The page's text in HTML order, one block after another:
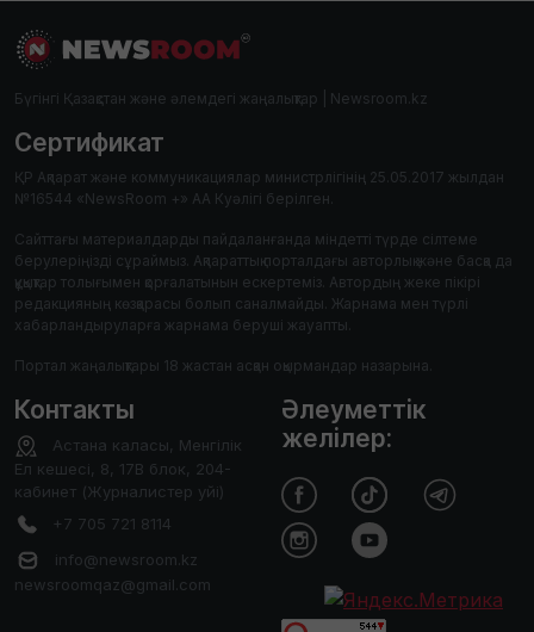
Бүгінгі Қазақстан және әлемдегі жаңалықтар | Newsroom.kz
Сертификат
ҚР Ақпарат және коммуникациялар министрлігінің 25.05.2017 жылдан
№16544 «NewsRoom +» АА Куәлігі берілген.
Сайттағы материалдарды пайдаланғанда міндетті түрде сілтеме
берулеріңізді сұраймыз. Ақпараттық порталдағы авторлық және басқа да
құқықтар толығымен қорғалатынын ескертеміз. Автордың жеке пікірі
редакцияның көзқарасы болып саналмайды. Жарнама мен түрлі
хабарландыруларға жарнама беруші жауапты.
Портал жаңалықтары 18 жастан асқан оқырмандар назарына.
Контакты
Астана каласы, Менгілік
Ел кешесі, 8, 17В блок, 204-
кабинет (Журналистер уйі)
+7 705 721 8114
info@newsroom.kz
newsroomqaz@gmail.com
Әлеуметтік
желілер: